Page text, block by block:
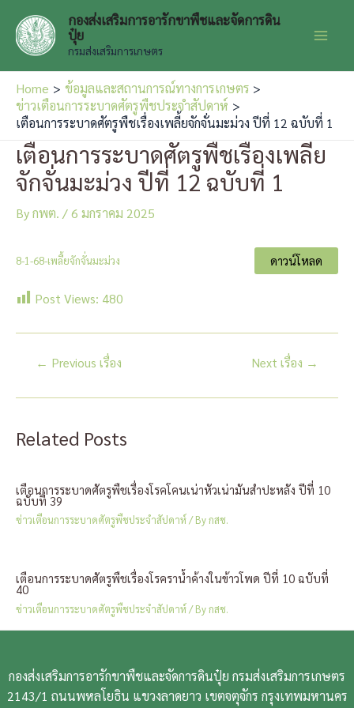
content
กองส่งเสริมการอารักขาพืชและจัดการดิน
ปุ๋ย
กรมส่งเสริมการเกษตร
Home
ข้อมูลและสถานการณ์ทางการเกษตร
ข่าวเตือนการระบาดศัตรูพืชประจำสัปดาห์
เตือนการระบาดศัตรูพืชเรื่องเพลี้ยจักจั่นมะม่วง ปีที่ 12 ฉบับที่ 1
เตือนการระบาดศัตรูพืชเรื่องเพลี้ย
จักจั่นมะม่วง ปีที่ 12 ฉบับที่ 1
Byกพต. /6 มกราคม 2025
8-1-68-เพลี้ยจักจั่นมะม่วง ดาวน์โหลด
Post Views: 480
แนะแนว
← Previous เรื่อง Next เรื่อง →
Related Posts
เตือนการระบาดศัตรูพืชเรื่องโรคโคนเน่าหัวเน่ามันสำปะหลัง ปีที่ 10
ฉบับที่ 39
ข่าวเตือนการระบาดศัตรูพืชประจำสัปดาห์/ Byกสช.
เตือนการระบาดศัตรูพืชเรื่องโรคราน้ำค้างในข้าวโพด ปีที่ 10 ฉบับที่
40
ข่าวเตือนการระบาดศัตรูพืชประจำสัปดาห์/ Byกสช.
กองส่งเสริมการอารักขาพืชและจัดการดินปุ๋ย กรมส่งเสริมการเกษตร
2143/1 ถนนพหลโยธิน แขวงลาดยาว เขตจตุจักร กรุงเทพมหานคร